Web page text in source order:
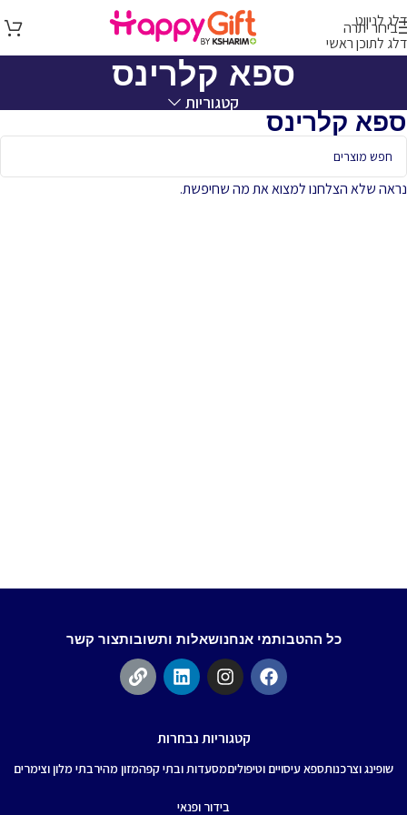
דלג לניווט
דלג לתוכן ראשי
בירור יתרה
ספא קלרינס
קטגוריות
ספא קלרינס
נראה שלא הצלחנו למצוא את מה שחיפשת.
כל ההטבותמי אנחנושאלות ותשובותצור קשר
קטגוריות נבחרות
שופינג וצרכנותספא עיסויים וטיפוליםמסעדות ובתי קפהמזון מהירבתי מלון וצימרים
בידור ופנאי